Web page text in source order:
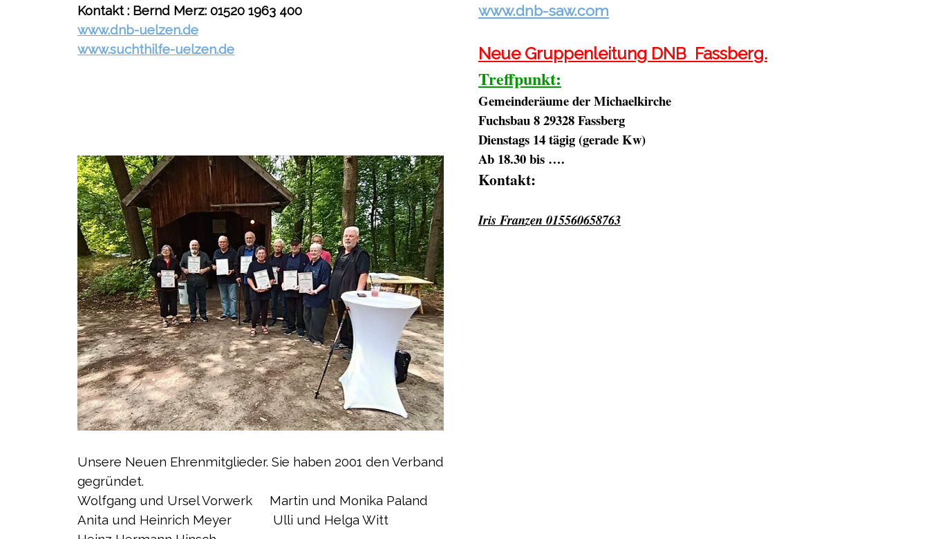
www.dnb-saw.com
Neue Gruppenleitung DNB Fassberg.
Treffpunkt:
Gemeinderäume derMichaelkirche
Fuchsbau 829328 Fassberg
Dienstags 14 tägig (gerade Kw)
Ab 18.30 bis ….
Kontakt:
Iris Franzen 015560658763
Kontakt : Bernd Merz: 01520 1963 400
www.dnb-uelzen.de
www.suchthilfe-uelzen.de
Unsere Neuen Ehrenmitglieder. Sie haben 2001 den Verband
gegründet.
Wolfgang und Ursel Vorwerk Martin und Monika Paland
Anita und Heinrich Meyer Ulli und Helga Witt